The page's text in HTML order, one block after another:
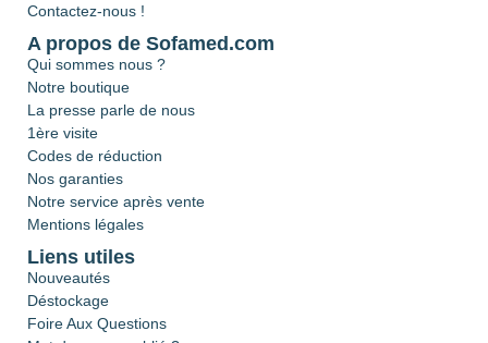
Contactez-nous !
A propos de Sofamed.com
Qui sommes nous ?
Notre boutique
La presse parle de nous
1ère visite
Codes de réduction
Nos garanties
Notre service après vente
Mentions légales
Liens utiles
Nouveautés
Déstockage
Foire Aux Questions